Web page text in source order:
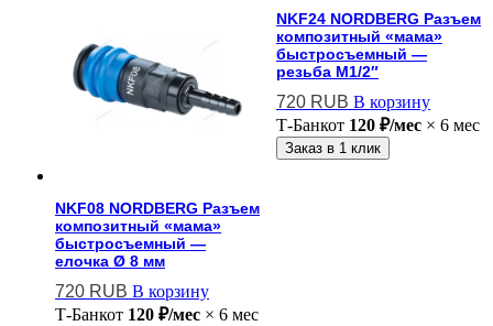
NKF08 NORDBERG Разъем
композитный «мама»
быстросъемный —
елочка Ø 8 мм
720 RUB В корзину
Т-Банкот 120 ₽/мес × 6 мес
NKF24 NORDBERG Разъем
композитный «мама»
быстросъемный —
резьба M1/2″
720 RUB В корзину
Т-Банкот 120 ₽/мес× 6 мес
Заказ в 1 клик